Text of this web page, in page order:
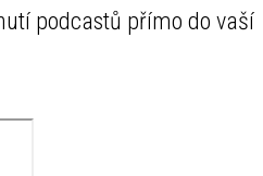
podcastů přímo do vaší